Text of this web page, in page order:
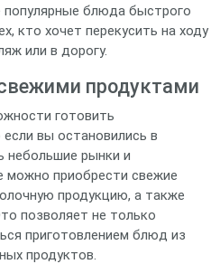
популярные блюда быстрого
кто хочет перекусить на ходу
или в дорогу.
продуктами
готовить
вы остановились в
небольшие рынки и
можно приобрести свежие
продукцию, а также
позволяет не только
приготовлением блюд из
продуктов.